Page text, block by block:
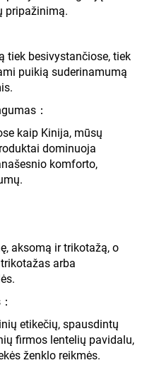
pripažinimą.
tiek besivystančiose, tiek
puikią suderinamumą
：
kaip Kinija, mūsų
dominuoja
komforto,
aksomą ir trikotažą, o
arba
etikečių, spausdintų
firmos lentelių pavidalu,
ženklo reikmės.